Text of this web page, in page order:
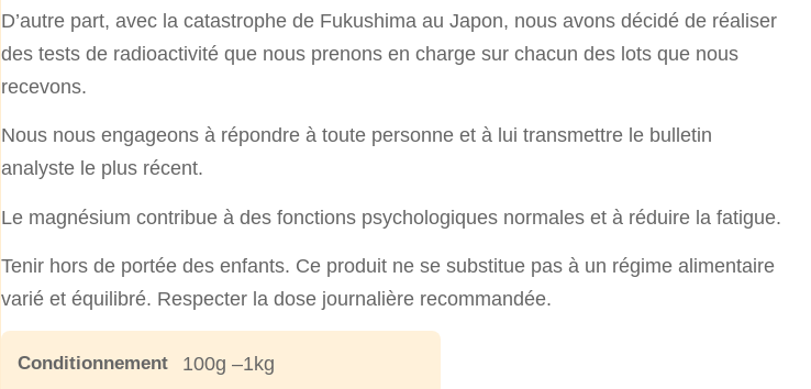
D’autre part, avec la catastrophe de Fukushima au Japon, nous avons décidé de réaliser
des tests de radioactivité que nous prenons en charge sur chacun des lots que nous
recevons.
Nous nous engageons à répondre à toute personne et à lui transmettre le bulletin
analyste le plus récent.
Le magnésium contribue à des fonctions psychologiques normales et à réduire la fatigue.
Tenir hors de portée des enfants. Ce produit ne se substitue pas à un régime alimentaire
varié et équilibré. Respecter la dose journalière recommandée.
Conditionnement 100g –1kg